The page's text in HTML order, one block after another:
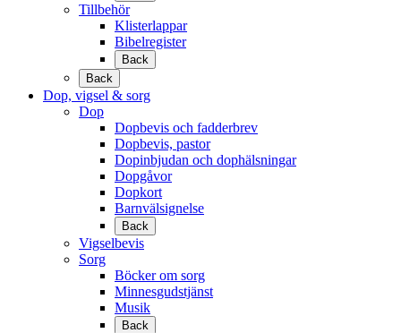
Tillbehör
Klisterlappar
Bibelregister
Back
Back
Dop, vigsel & sorg
Dop
Dopbevis och fadderbrev
Dopbevis, pastor
Dopinbjudan och dophälsningar
Dopgåvor
Dopkort
Barnvälsignelse
Back
Vigselbevis
Sorg
Böcker om sorg
Minnesgudstjänst
Musik
Back